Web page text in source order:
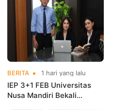
BERITA 1 hari yang lalu
IEP 3+1 FEB Universitas
Nusa Mandiri Bekali